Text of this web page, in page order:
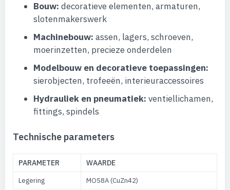
Bouw: decoratieve elementen, armaturen,
slotenmakerswerk
Machinebouw: assen, lagers, schroeven,
moerinzetten, precieze onderdelen
Modelbouw en decoratieve toepassingen:
sierobjecten, trofeeën, interieuraccessoires
Hydrauliek en pneumatiek: ventiellichamen,
fittings, spindels
Technische parameters
PARAMETER WAARDE
Legering
MO58A (CuZn42)